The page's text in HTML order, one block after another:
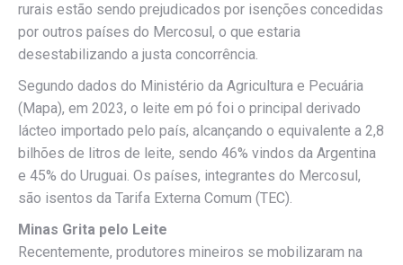
rurais estão sendo prejudicados por isenções concedidas
por outros países do Mercosul, o que estaria
desestabilizando a justa concorrência.
Segundo dados do Ministério da Agricultura e Pecuária
(Mapa), em 2023, o leite em pó foi o principal derivado
lácteo importado pelo país, alcançando o equivalente a 2,8
bilhões de litros de leite, sendo 46% vindos da Argentina
e 45% do Uruguai. Os países, integrantes do Mercosul,
são isentos da Tarifa Externa Comum (TEC).
Minas Grita pelo Leite
Recentemente, produtores mineiros se mobilizaram na